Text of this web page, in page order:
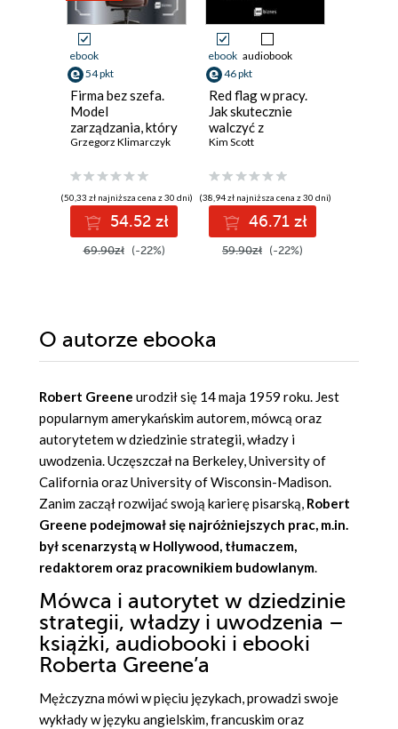
ebook
54 pkt
Firma bez szefa.
Model
zarządzania, który
podwaja wyniki i
Grzegorz Klimarczyk
(50,33 zł najniższa cena z 30 dni)
54.52 zł
69.90zł (-22%)
ebook audiobook
46 pkt
Red flag w pracy.
Jak skutecznie
walczyć z
uprzedzeniami,
dyskryminacją czy
mobbingiem
Kim Scott
(38,94 zł najniższa cena z 30 dni)
46.71 zł
59.90zł (-22%)
O autorze ebooka
Robert Greene urodził się 14 maja 1959 roku. Jest
popularnym amerykańskim autorem, mówcą oraz
autorytetem w dziedzinie strategii, władzy i
uwodzenia. Uczęszczał na Berkeley, University of
California oraz University of Wisconsin-Madison.
Zanim zaczął rozwijać swoją karierę pisarską, Robert
Greene podejmował się najróżniejszych prac, m.in.
był scenarzystą w Hollywood, tłumaczem,
redaktorem oraz pracownikiem budowlanym.
Mówca i autorytet w dziedzinie
strategii, władzy i uwodzenia –
książki, audiobooki i ebooki
Roberta Greene’a
Mężczyzna mówi w pięciu językach, prowadzi swoje
wykłady w języku angielskim, francuskim oraz